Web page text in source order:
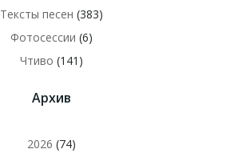
Тексты песен (383)
Фотосессии (6)
Чтиво (141)
Архив
2026 (74)